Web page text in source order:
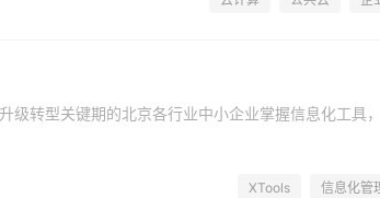
级转型关键期的北京各行业中小企业掌握信息化工具
XTools 信息化管